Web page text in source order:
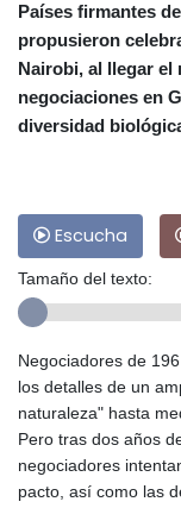
Países firmantes
propusieron
Nairobi, al llegar el
negociaciones en
diversidad
Escucha
Tamaño del texto:
Negociadores de
los detalles de un
naturaleza" hasta
Pero tras dos años
negociadores
pacto, así como las